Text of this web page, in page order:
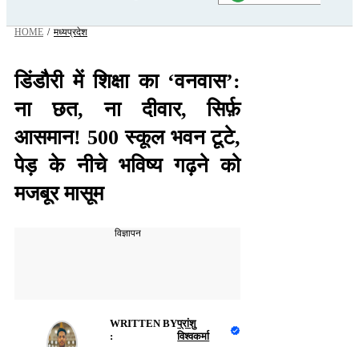
HOME / मध्यप्रदेश
डिंडौरी में शिक्षा का ‘वनवास’:
ना छत, ना दीवार, सिर्फ़
आसमान! 500 स्कूल भवन टूटे,
पेड़ के नीचे भविष्य गढ़ने को
मजबूर मासूम
विज्ञापन
WRITTEN BY
:
प्रांशु
विश्वकर्मा